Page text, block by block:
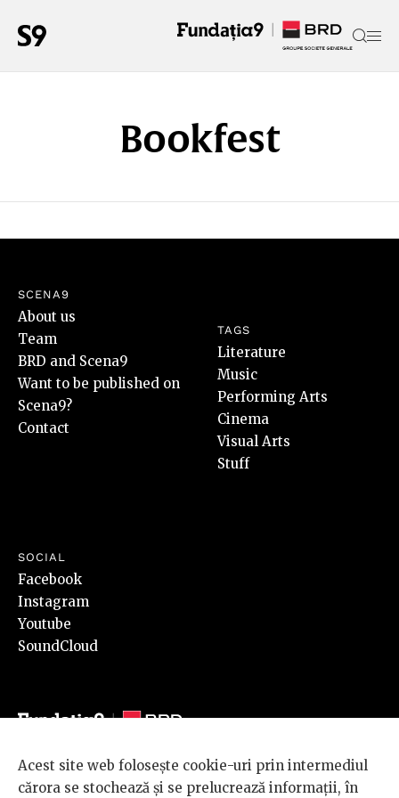
Bookfest
SCENA9
About us
Team
BRD and Scena9
Want to be published on
Scena9?
Contact
TAGS
Literature
Music
Performing Arts
Cinema
Visual Arts
Stuff
SOCIAL
Facebook
Instagram
Youtube
SoundCloud
© 2026 BRD Groupe Société Générale, toate drepturile rezervate.
Acest site web folosește cookie-uri prin intermediul
cărora se stochează și se prelucrează informații, în